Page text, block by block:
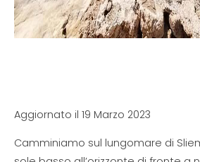
Aggiornato il 19 Marzo 2023
Camminiamo sul lungomare di